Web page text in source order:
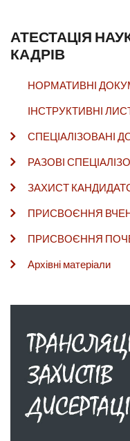
АТЕСТАЦІЯ
КАДРІВ
НОРМАТИВНІ
ІНСТРУКТИВНІ
СПЕЦІАЛІЗОВАНІ
РАЗОВІ
ЗАХИСТ
ПРИСВОЄННЯ
ПРИСВОЄННЯ
Архівні матеріали